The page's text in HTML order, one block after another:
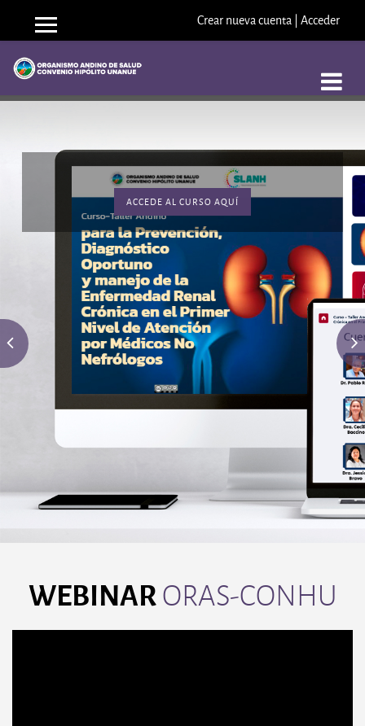
Saltar a contenido principal
Panel lateral Crear nueva cuenta | Acceder
ACCEDE AL CURSO AQUÍ
WEBINARORAS-CONHU